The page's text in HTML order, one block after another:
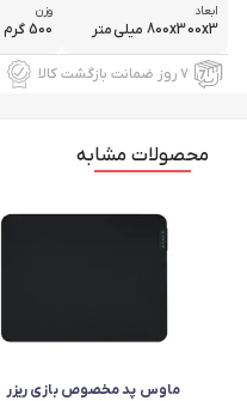
ابعاد
800x300x3 میلی‌متر
وزن
500 گرم
۷ روز ضمانت بازگشت کالا
محصولات مشابه
ماوس پد مخصوص بازی ریزر